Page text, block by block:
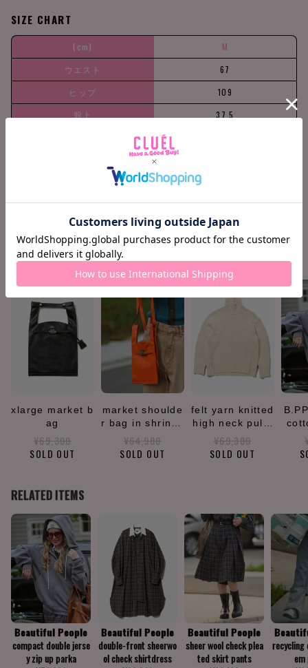
SIZE CHART
(cm)
M
ウエスト
67
ヒップ
109
股上
37.5
g m
e
COORDINATE ITEMS
xlarge market b
ag
¥69,300
SOLD OUT
market shoulde
r bag in shrink l
eather
¥64,900
SOLD OUT
felt yarn knitted
high neck pullo
ver
¥69,300
SOLD OUT